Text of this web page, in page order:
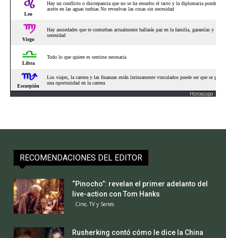
Horoscopo
RECOMENDACIONES DEL EDITOR
“Pinocho”: revelan el primer adelanto del
live-action con Tom Hanks
Cine, TV y Series
Rusherking contó cómo le dice la China